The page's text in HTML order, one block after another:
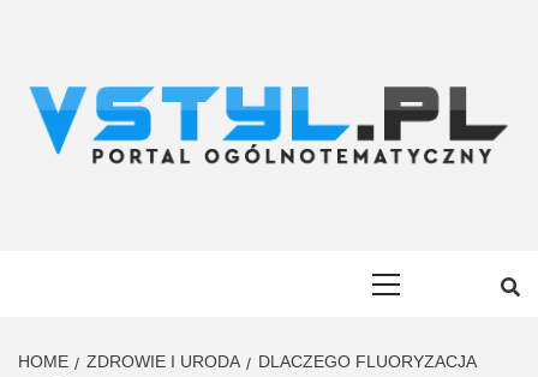
HOME ZDROWIE I URODA
DLACZEGO FLUORYZACJA